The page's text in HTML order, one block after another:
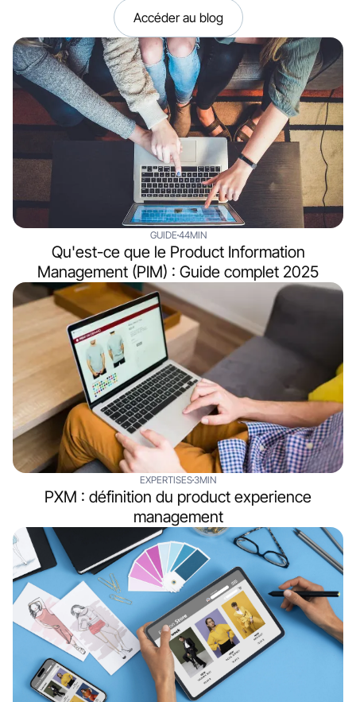
Accéder au blog
GUIDE44MIN
Qu'est-ce que le Product Information
Management (PIM) : Guide complet 2025
EXPERTISES3MIN
PXM : définition du product experience
management